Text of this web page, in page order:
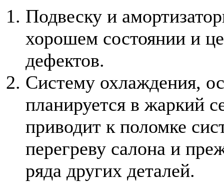
Подвеску и
хорошем состоянии и
дефектов.
Систему охлаждения,
планируется в жаркий
приводит к поломке
перегреву салона и
ряда других деталей.